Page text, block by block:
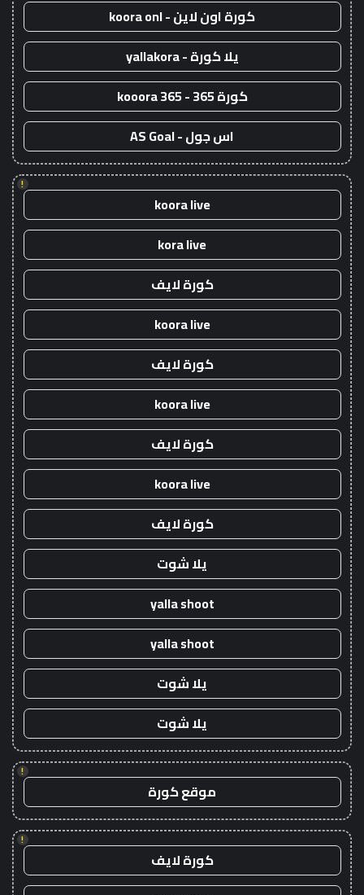
كورة اون لاين - koora onl
يلا كورة - yallakora
كورة 365 - kooora 365
اس جول - AS Goal
!
koora live
kora live
كورة لايف
koora live
كورة لايف
koora live
كورة لايف
koora live
كورة لايف
يلا شوت
yalla shoot
yalla shoot
يلا شوت
يلا شوت
!
موقع كورة
!
كورة لايف